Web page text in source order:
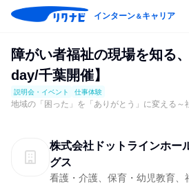
インターン＆キャリア
障がい者福祉の現場を知る
day/千葉開催】
説明会・イベント 仕事体験
地域の「困った」を「ありがとう」に変える～
株式会社ドットラインホー
グス
看護・介護、保育・幼児教育、